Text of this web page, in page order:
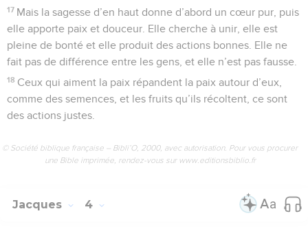
17 Mais la sagesse d’en haut donne d’abord un cœur pur, puis
elle apporte paix et douceur. Elle cherche à unir, elle est
pleine de bonté et elle produit des actions bonnes. Elle ne
fait pas de différence entre les gens, et elle n’est pas fausse.
18 Ceux qui aiment la paix répandent la paix autour d’eux,
comme des semences, et les fruits qu’ils récoltent, ce sont
des actions justes.
© Société biblique française – Bibli’O, 2000, avec autorisation. Pour vous procurer
une Bible imprimée, rendez-vous sur www.editionsbiblio.fr
Jacques 4